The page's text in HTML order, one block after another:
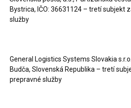
Bystrica, IČO: 36631124 – tretí subjekt
služby
General Logistics Systems Slovakia
Budča, Slovenská Republika – tretí
prepravné služby